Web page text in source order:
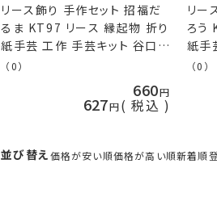
リース飾り 手作セット 招福だ
るま KT97 リース 縁起物 折り
紙手芸 工作 手芸キット 谷口松
雄堂 nsk 手芸の山久
（0）
660
627 税込
リー
ろう
紙手
雄
（0）
並び替え価格が安い順価格が高い順新着順